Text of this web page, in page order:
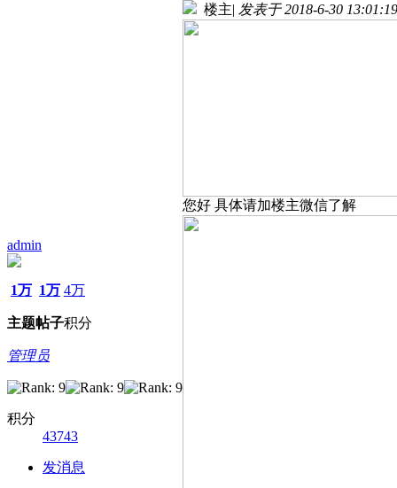
admin
1万
主题
1万
帖子
4万
积分
管理员
积分
43743
发消息
楼主| 发表于 2018-6-30 13:01:19
您好 具体请加楼主微信了解